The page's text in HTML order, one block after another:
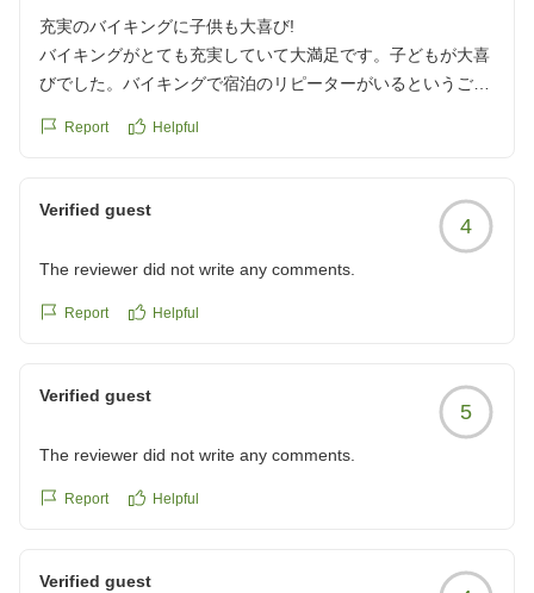
reviewId=33123478454173
充実のバイキングに子供も大喜び!
バイキングがとても充実していて大満足です。子どもが大喜
びでした。バイキングで宿泊のリピーターがいるというご意
たらまた利用したいです。お世話になりました。
Report Helpful
Verified guest
4
The reviewer did not write any comments.
Report Helpful
Verified guest
5
The reviewer did not write any comments.
Report Helpful
Verified guest